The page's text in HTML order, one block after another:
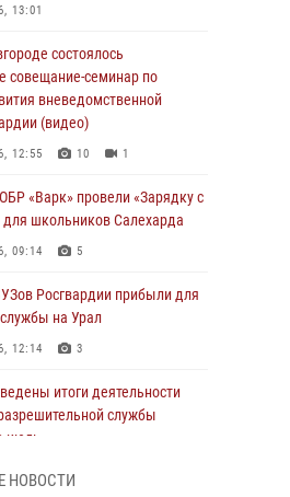
13:01
состоялось
совещание-семинар по
вневедомственной
(видео)
12:55 10 1
«Варк» провели «Зарядку с
для школьников Салехарда
09:14 5
Росгвардии прибыли для
на Урал
12:14 3
итоги деятельности
службы
июль
НОВОСТИ